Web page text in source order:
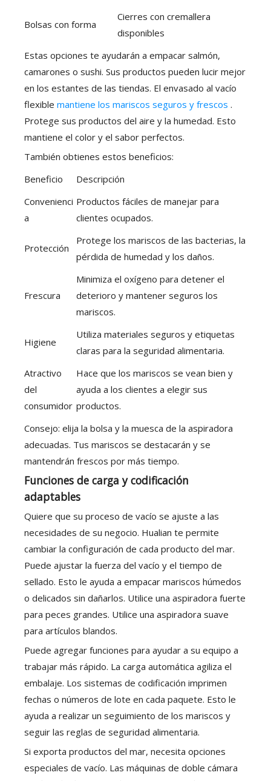
Bolsas con forma
Cierres con cremallera
disponibles
Estas opciones te ayudarán a empacar salmón,
camarones o sushi. Sus productos pueden lucir mejor
en los estantes de las tiendas. El envasado al vacío
flexible mantiene los mariscos seguros y frescos .
Protege sus productos del aire y la humedad. Esto
mantiene el color y el sabor perfectos.
También obtienes estos beneficios:
Beneficio
Descripción
Convenienci
a
Productos fáciles de manejar para
clientes ocupados.
Protección
Protege los mariscos de las bacterias, la
pérdida de humedad y los daños.
Frescura
Minimiza el oxígeno para detener el
deterioro y mantener seguros los
mariscos.
Higiene
Utiliza materiales seguros y etiquetas
claras para la seguridad alimentaria.
Atractivo
del
consumidor
Hace que los mariscos se vean bien y
ayuda a los clientes a elegir sus
productos.
Consejo: elija la bolsa y la muesca de la aspiradora
adecuadas. Tus mariscos se destacarán y se
mantendrán frescos por más tiempo.
Funciones de carga y codificación
adaptables
Quiere que su proceso de vacío se ajuste a las
necesidades de su negocio. Hualian te permite
cambiar la configuración de cada producto del mar.
Puede ajustar la fuerza del vacío y el tiempo de
sellado. Esto le ayuda a empacar mariscos húmedos
o delicados sin dañarlos. Utilice una aspiradora fuerte
para peces grandes. Utilice una aspiradora suave
para artículos blandos.
Puede agregar funciones para ayudar a su equipo a
trabajar más rápido. La carga automática agiliza el
embalaje. Los sistemas de codificación imprimen
fechas o números de lote en cada paquete. Esto le
ayuda a realizar un seguimiento de los mariscos y
seguir las reglas de seguridad alimentaria.
Si exporta productos del mar, necesita opciones
especiales de vacío. Las máquinas de doble cámara